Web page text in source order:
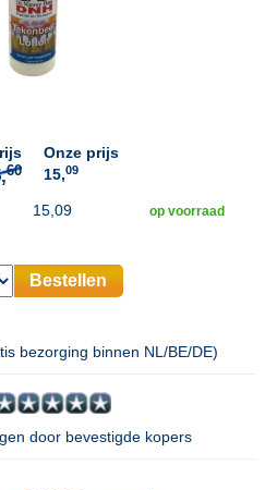
Onze prijs
15,09
15,09 op voorraad
Bestellen
bezorging binnen NL/BE/DE)
door bevestigde kopers